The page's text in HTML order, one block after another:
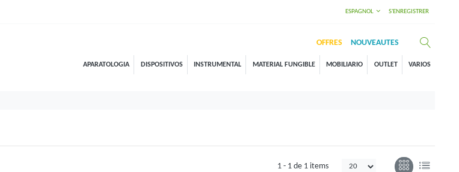
ESPAGNOL S'ENREGISTRER
OFFRES NOUVEAUTES
APARATOLOGIA DISPOSITIVOS INSTRUMENTAL MATERIAL FUNGIBLE MOBILIARIO OUTLET VARIOS
1 - 1 de 1 items